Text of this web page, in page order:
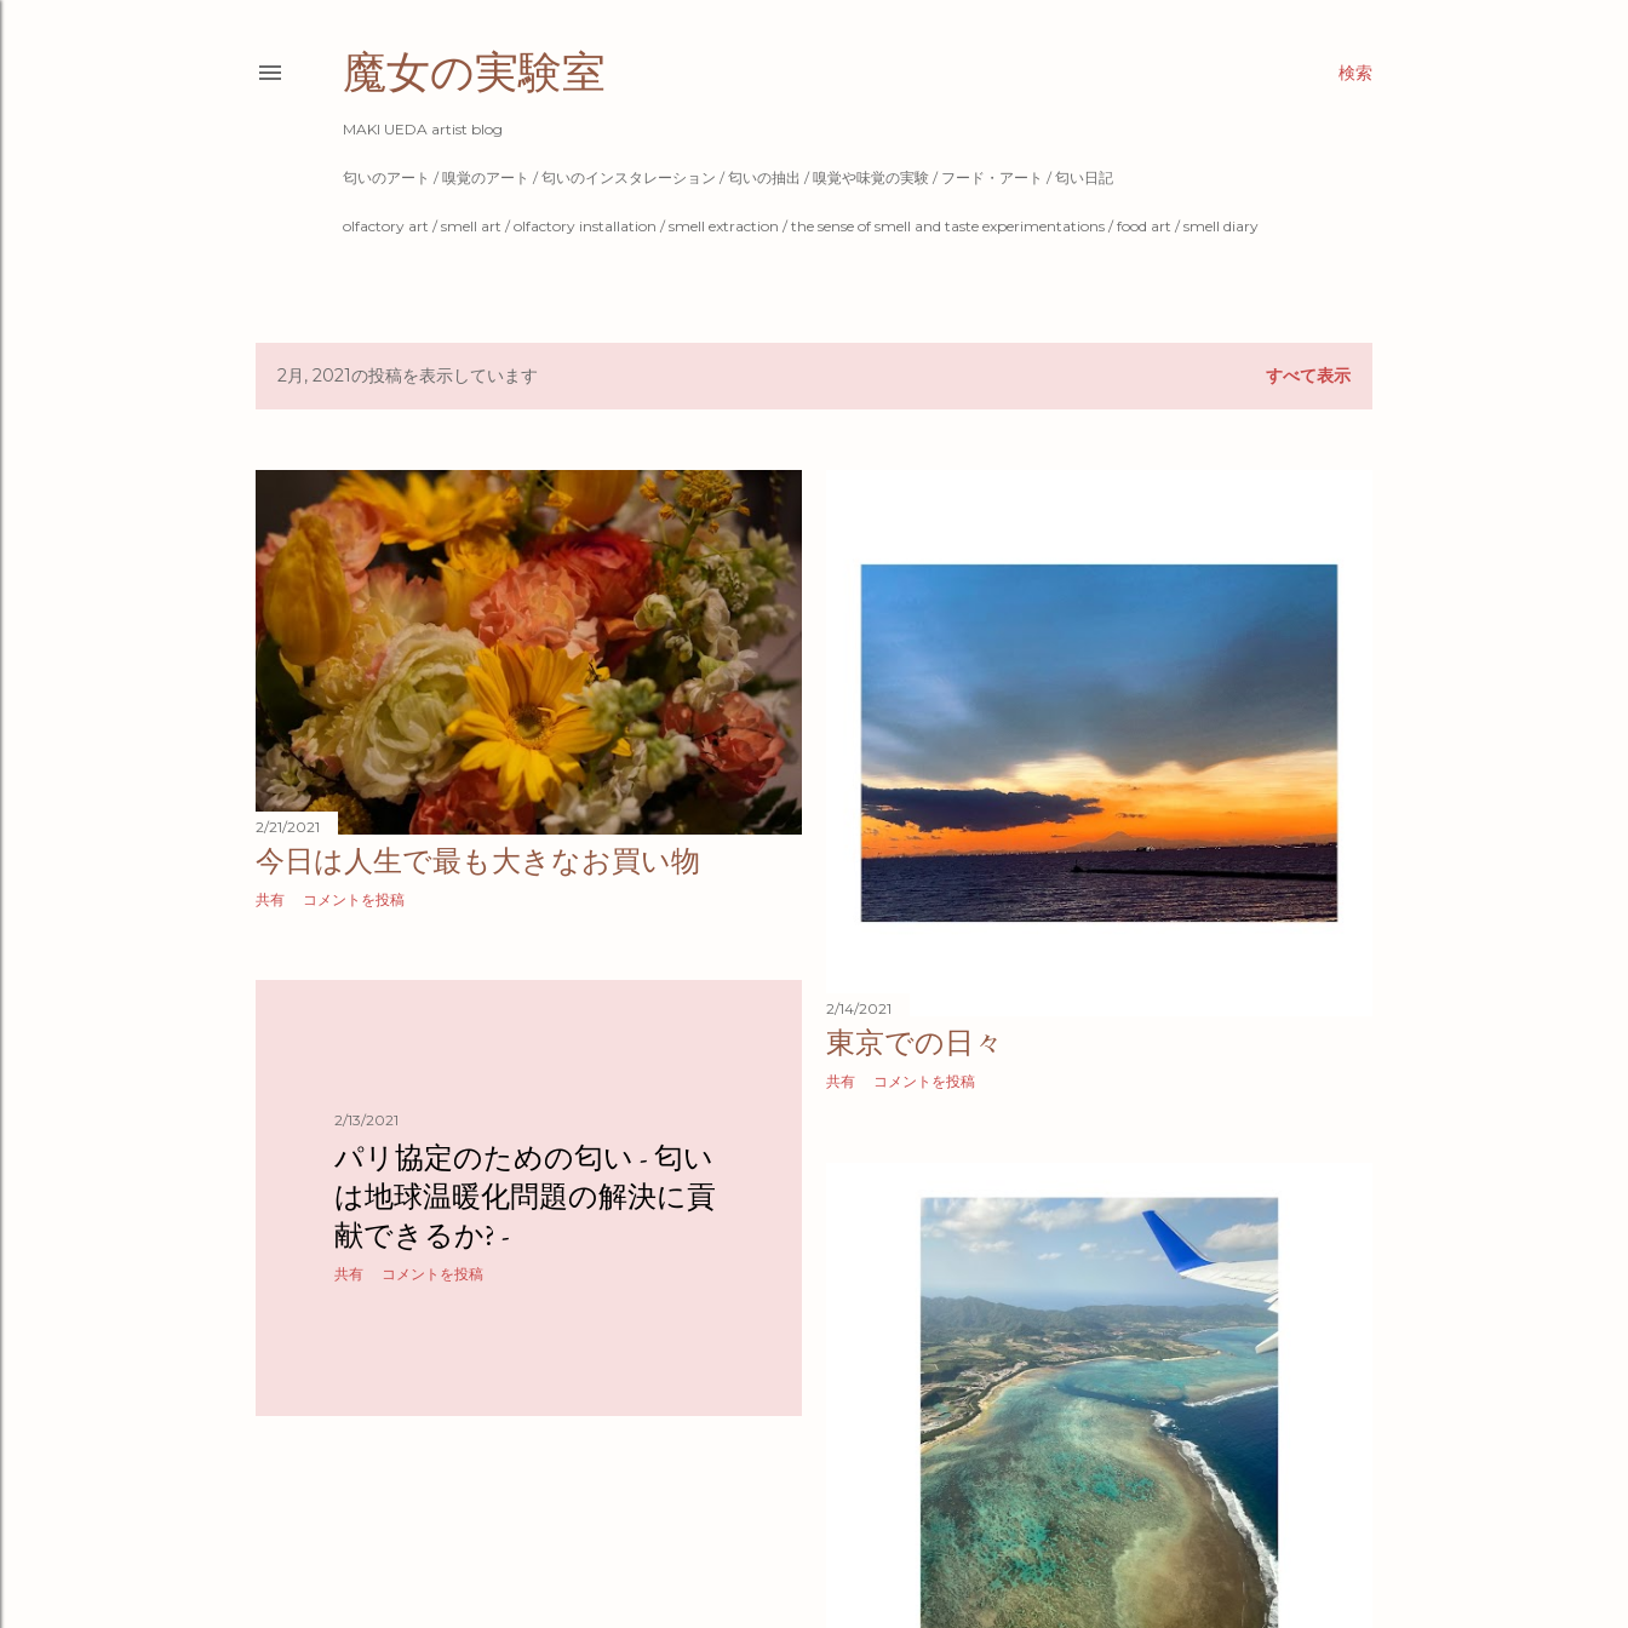
検索
魔女の実験室
MAKI UEDA artist blog
匂いのアート / 嗅覚のアート / 匂いのインスタレーション / 匂いの抽出 / 嗅覚や味覚の実験 / フード・アート / 匂い日記
olfactory art / smell art / olfactory installation / smell extraction / the sense of smell and taste experimentations / food art / smell diary
投2月, 2021の投稿を表示しています すべて表示
2/21/2021
今日は人生で最も大きなお買い物
共有 コメントを投稿
2/14/2021
東京での日々
共有 コメントを投稿
2/13/2021
パリ協定のための匂い - 匂い
は地球温暖化問題の解決に貢
献できるか? -
共有 コメントを投稿